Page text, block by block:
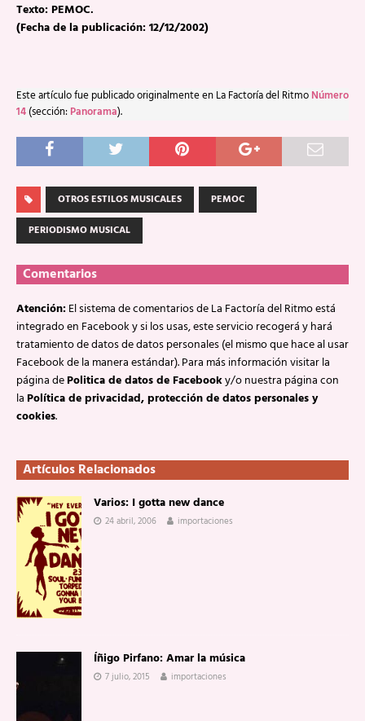
Texto: PEMOC.
(Fecha de la publicación: 12/12/2002)
Este artículo fue publicado originalmente en La Factoría del Ritmo Número
14 (sección: Panorama).
OTROS ESTILOS MUSICALES
PEMOC
PERIODISMO MUSICAL
Comentarios
Atención:El sistema de comentarios de La Factoría del Ritmo está
integrado en Facebook y si los usas, este servicio recogerá y hará
tratamiento de datos de datos personales (el mismo que hace al usar
Facebook de la manera estándar). Para más información visitar la
página dePolitica de datos de Facebooky/o nuestra página con
laPolítica de privacidad, protección de datos personales y
cookies.
Artículos Relacionados
Varios: I gotta new dance
24 abril, 2006 importaciones
Íñigo Pirfano: Amar la música
7 julio, 2015 importaciones